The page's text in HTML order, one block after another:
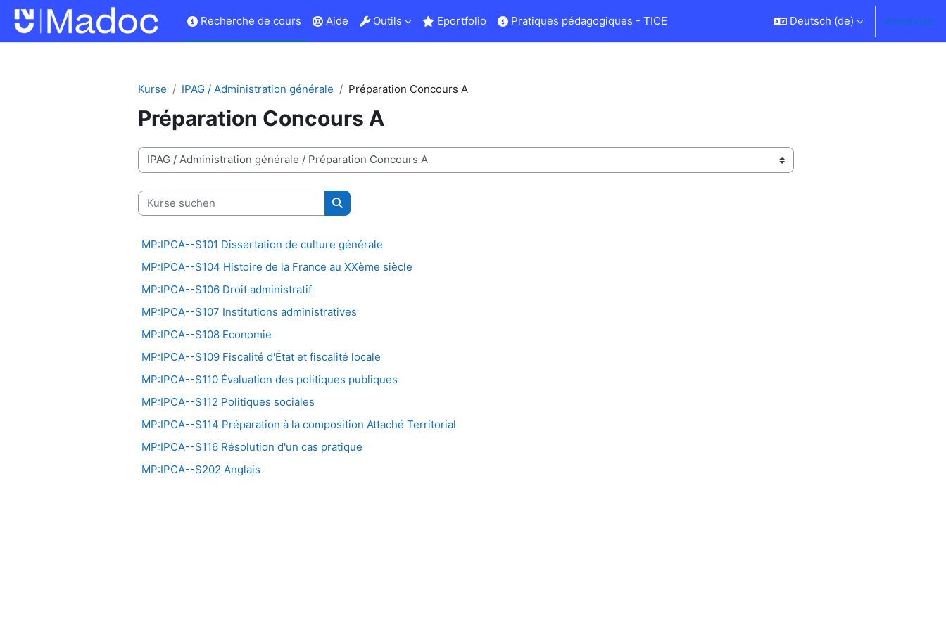
Zum Hauptinhalt
Recherche de cours
Aide Outils Eportfolio Pratiques pédagogiques - TICE Deutsch ‎(de)‎ Anmelden
Kurse IPAG / Administration générale Préparation Concours A
Préparation Concours A
Kursbereiche
Kurse suchen
Kurse suchen
MP:IPCA--S101 Dissertation de culture générale
MP:IPCA--S104 Histoire de la France au XXème siècle
MP:IPCA--S106 Droit administratif
MP:IPCA--S107 Institutions administratives
MP:IPCA--S108 Economie
MP:IPCA--S109 Fiscalité d'État et fiscalité locale
MP:IPCA--S110 Évaluation des politiques publiques
MP:IPCA--S112 Politiques sociales
MP:IPCA--S114 Préparation à la composition Attaché Territorial
MP:IPCA--S116 Résolution d'un cas pratique
MP:IPCA--S202 Anglais